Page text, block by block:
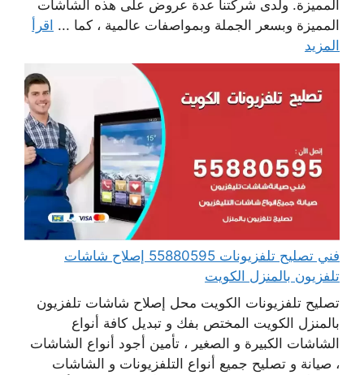
المميزة. ولدى شركتنا عدة عروض على هذه الشاشات
المميزة وبسعر الجملة وبمواصفات عالمية ، كما ... اقرأ
المزيد
فني تصليح تلفزيونات 55880595 إصلاح شاشات
تلفزيون بالمنزل الكويت
تصليح تلفزيونات الكويت محل إصلاح شاشات تلفزيون
بالمنزل الكويت المختص بفك و تبديل كافة أنواع
الشاشات الكبيرة و الصغير ، تأمين أجود أنواع الشاشات
، صيانة و تصليح جميع أنواع التلفزيونات و الشاشات